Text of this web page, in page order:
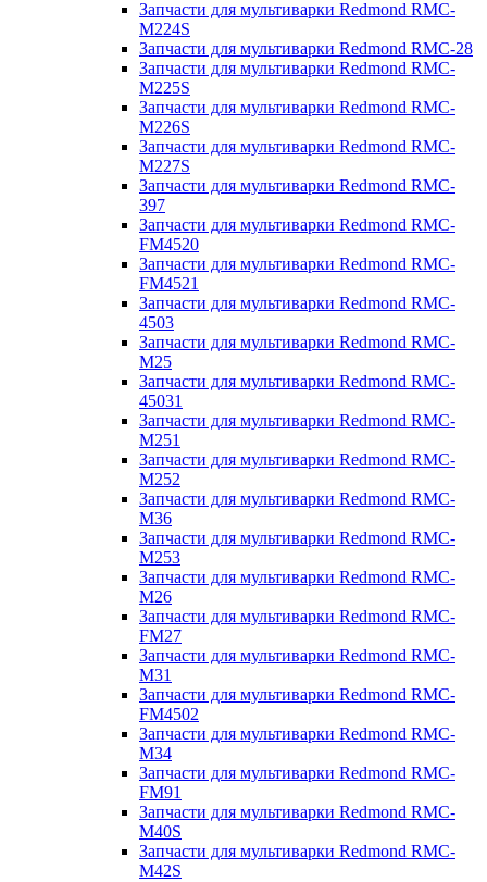
Запчасти для мультиварки Redmond RMC-
M224S
Запчасти для мультиварки Redmond RMC-28
Запчасти для мультиварки Redmond RMC-
M225S
Запчасти для мультиварки Redmond RMC-
M226S
Запчасти для мультиварки Redmond RMC-
M227S
Запчасти для мультиварки Redmond RMC-
397
Запчасти для мультиварки Redmond RMC-
FM4520
Запчасти для мультиварки Redmond RMC-
FM4521
Запчасти для мультиварки Redmond RMC-
4503
Запчасти для мультиварки Redmond RMC-
M25
Запчасти для мультиварки Redmond RMC-
45031
Запчасти для мультиварки Redmond RMC-
M251
Запчасти для мультиварки Redmond RMC-
M252
Запчасти для мультиварки Redmond RMC-
M36
Запчасти для мультиварки Redmond RMC-
M253
Запчасти для мультиварки Redmond RMC-
M26
Запчасти для мультиварки Redmond RMC-
FM27
Запчасти для мультиварки Redmond RMC-
M31
Запчасти для мультиварки Redmond RMC-
FM4502
Запчасти для мультиварки Redmond RMC-
M34
Запчасти для мультиварки Redmond RMC-
FM91
Запчасти для мультиварки Redmond RMC-
M40S
Запчасти для мультиварки Redmond RMC-
M42S